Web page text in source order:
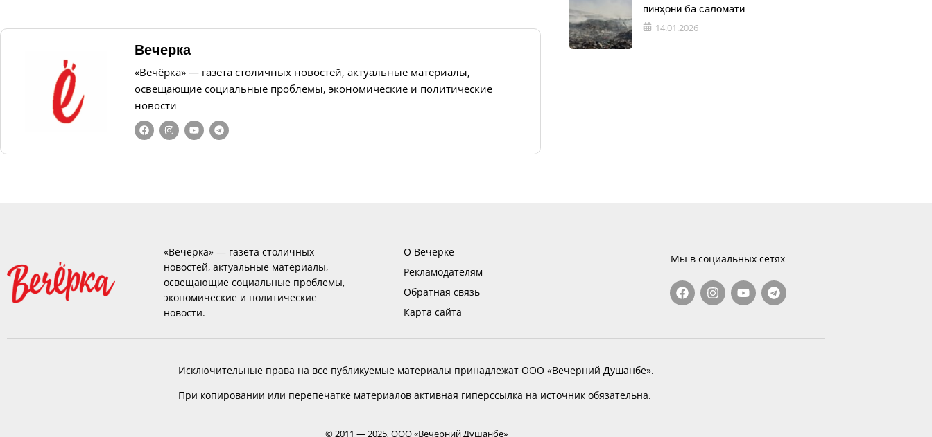
Вечерка
«Вечёрка» — газета столичных новостей, актуальные материалы,
освещающие социальные проблемы, экономические и политические
новости
пинҳонӣ ба саломатӣ
14.01.2026
«Вечёрка» — газета столичных
новостей, актуальные материалы,
освещающие социальные проблемы,
экономические и политические
новости.
О Вечёрке
Рекламодателям
Обратная связь
Карта сайта
Мы в социальных сетях
Исключительные права на все публикуемые материалы принадлежат ООО «Вечерний Душанбе».
При копировании или перепечатке материалов активная гиперссылка на источник обязательна.
© 2011 — 2025, ООО «Вечерний Душанбе»